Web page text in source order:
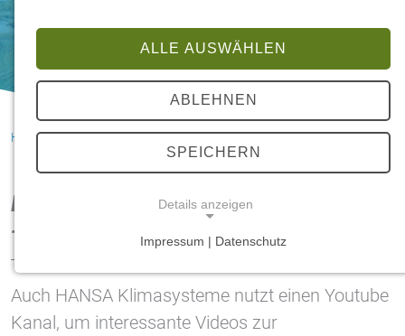
HANSA Klimasysteme im Saterland
HANSA Klimasysteme Youtube Kanal
- Wichtige Nutzungshinweise
Auch HANSA Klimasysteme nutzt einen Youtube
Kanal, um interessante Videos zur
ALLE AUSWÄHLEN
ABLEHNEN
SPEICHERN
Details anzeigen
Funktionen und sind für die einwandfreie Funktion
der Website erforderlich.
Impressum | Datenschutz